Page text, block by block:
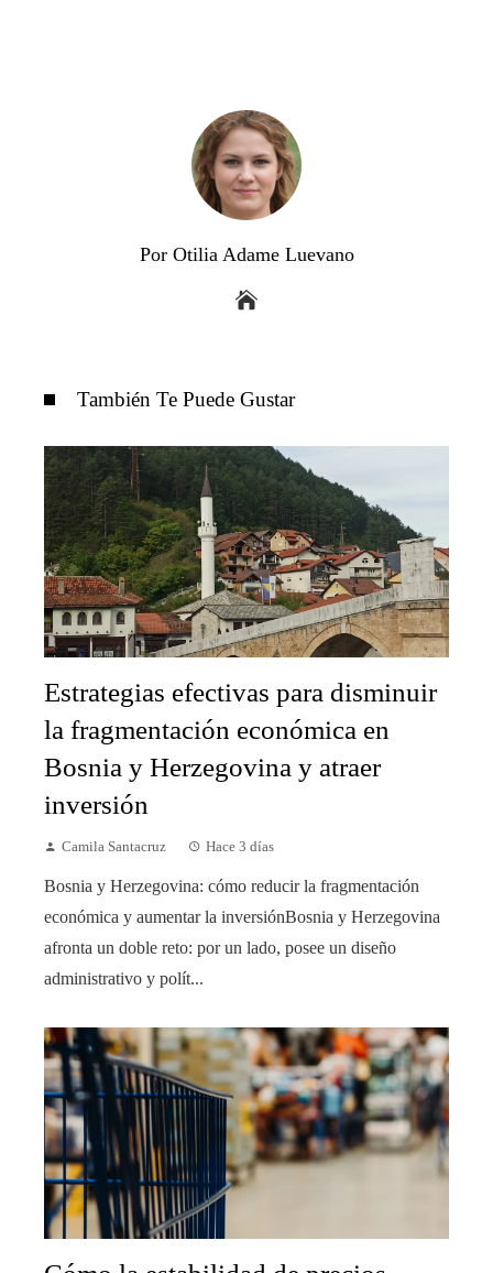
Por Otilia Adame Luevano
También Te Puede Gustar
Estrategias efectivas para disminuir
la fragmentación económica en
Bosnia y Herzegovina y atraer
inversión
Camila Santacruz Hace 3 días
Bosnia y Herzegovina: cómo reducir la fragmentación
económica y aumentar la inversiónBosnia y Herzegovina
afronta un doble reto: por un lado, posee un diseño
administrativo y polít...